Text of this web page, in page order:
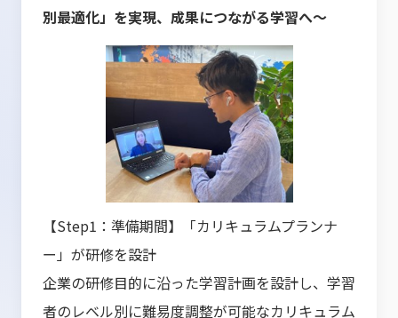
別最適化」を実現、成果につながる学習へ～
【Step1：準備期間】「カリキュラムプランナ
ー」が研修を設計
企業の研修目的に沿った学習計画を設計し、学習
者のレベル別に難易度調整が可能なカリキュラム